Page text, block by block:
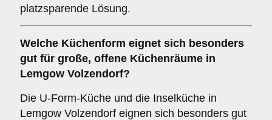
platzsparende Lösung.
Welche Küchenform eignet sich besonders
gut für große, offene Küchenräume in
Lemgow Volzendorf?
Die U-Form-Küche und die Inselküche in
Lemgow Volzendorf eignen sich besonders gut